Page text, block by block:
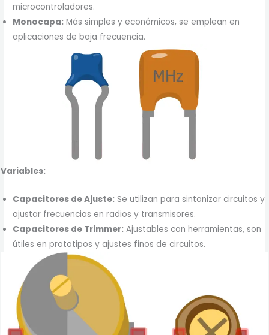
microcontroladores.
Monocapa: Más simples y económicos, se emplean en
aplicaciones de baja frecuencia.
Variables:
Capacitores de Ajuste: Se utilizan para sintonizar circuitos y
ajustar frecuencias en radios y transmisores.
Capacitores de Trimmer: Ajustables con herramientas, son
útiles en prototipos y ajustes finos de circuitos.